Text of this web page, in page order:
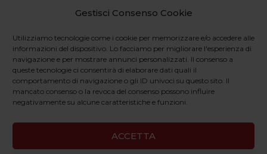
Gestisci Consenso Cookie
Utilizziamo tecnologie come i cookie per memorizzare e/o accedere alle
informazioni del dispositivo. Lo facciamo per migliorare l'esperienza di
navigazione e per mostrare annunci personalizzati. Il consenso a
queste tecnologie ci consentirà di elaborare dati quali il
comportamento di navigazione o gli ID univoci su questo sito. Il
mancato consenso o la revoca del consenso possono influire
negativamente su alcune caratteristiche e funzioni.
ACCETTA